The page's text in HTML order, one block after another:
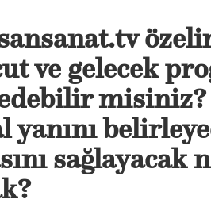
ve gelecek
misiniz?
yanını
sağlayacak